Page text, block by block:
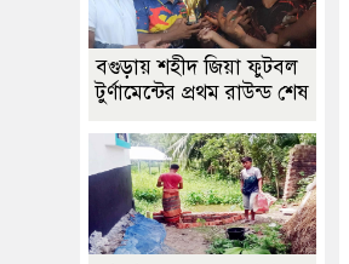
বগুড়ায় শহীদ জিয়া ফুটবল
টুর্ণামেন্টের প্রথম রাউন্ড শেষ